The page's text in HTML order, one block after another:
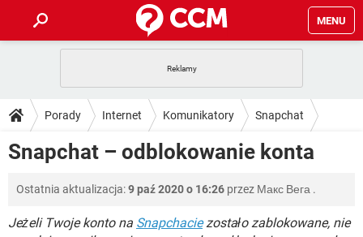
MENU
GRY WHATSAPP
SPOTIFY NETFLIX
PORADY
PlayStation
GRY WHATSAPP
SPOTIFY NETFLIX
INSTAGRAM FACEBOOK
DO POBRANIA
IOS NETFLIX
FORUM
COVID-19 TIKTOK
ARTYKUŁY
Porady Internet Komunikatory Snapchat
Snapchat – odblokowanie konta
Ostatnia aktualizacja:9 paź 2020 o 16:26 przez Макс Вега .
Jeżeli Twoje konto na Snapchaciezostało zablokowane, nie